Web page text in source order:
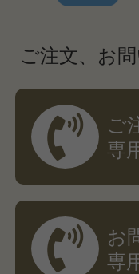
ご注文、お
ご
専
お
専